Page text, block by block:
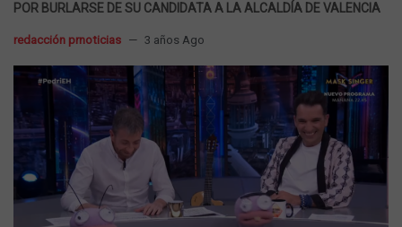
POR BURLARSE DE SU CANDIDATA A LA ALCALDÍA DE VALENCIA
redacción prnoticias 3 años Ago